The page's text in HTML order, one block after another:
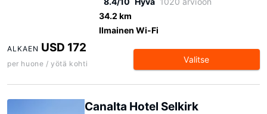
34.2 km
Ilmainen Wi-Fi
ALKAEN USD 172
per huone / yötä kohti Valitse
Canalta Hotel Selkirk